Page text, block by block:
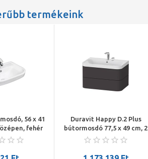
termékeink
56 x 41
fehér
Duravit Happy D.2 Plus
bútormosdó 77,5 x 49 cm, 2
csapnyílás, szupermatt